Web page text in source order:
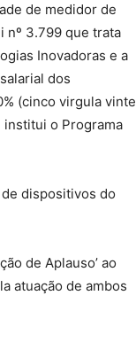
de medidor de
nº 3.799 que trata
Inovadoras e a
dos
(cinco virgula vinte
institui o Programa
dispositivos do
de Aplauso’ ao
atuação de ambos